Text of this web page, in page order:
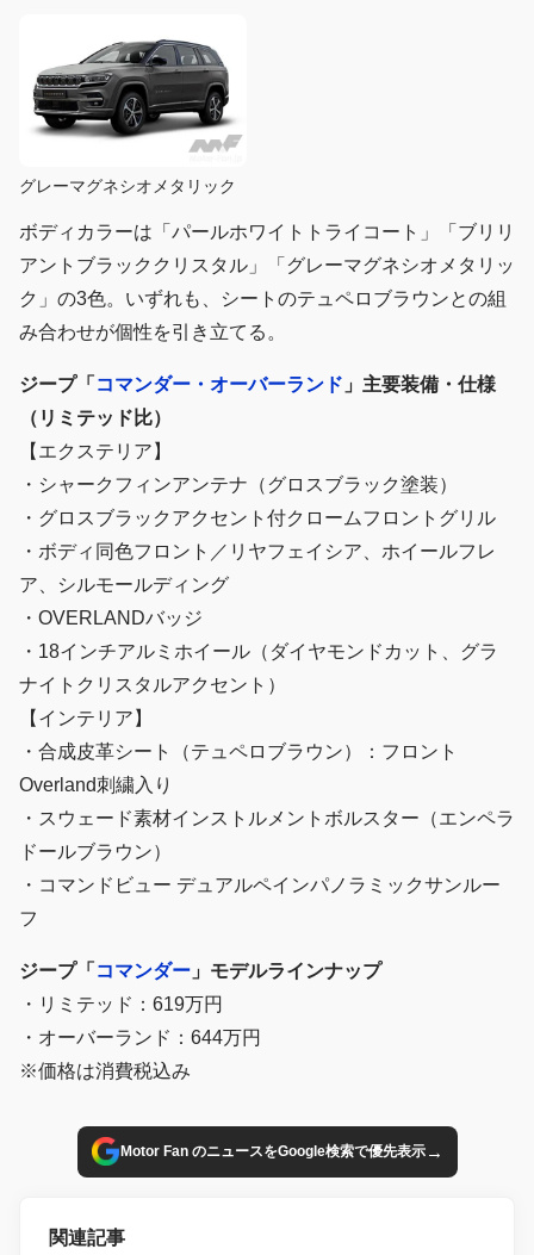
グレーマグネシオメタリック
ボディカラーは「パールホワイトトライコート」「ブリリ
アントブラッククリスタル」「グレーマグネシオメタリッ
ク」の3色。いずれも、シートのテュペロブラウンとの組
み合わせが個性を引き立てる。
ジープ「 コマンダー・オーバーランド 」主要装備・仕様
（リミテッド比）
【エクステリア】
・シャークフィンアンテナ（グロスブラック塗装）
・グロスブラックアクセント付クロームフロントグリル
・ボディ同色フロント／リヤフェイシア、ホイールフレ
ア、シルモールディング
・OVERLANDバッジ
・18インチアルミホイール（ダイヤモンドカット、グラ
ナイトクリスタルアクセント）
【インテリア】
・合成皮革シート（テュペロブラウン）：フロント
Overland刺繍⼊り
・スウェード素材インストルメントボルスター（エンペラ
ドールブラウン）
・コマンドビュー デュアルペインパノラミックサンルー
フ
ジープ「 コマンダー 」モデルラインナップ
・リミテッド：619万円
・オーバーランド：644万円
※価格は消費税込み
Motor Fan のニュースをGoogle検索で優先表示→
関連記事